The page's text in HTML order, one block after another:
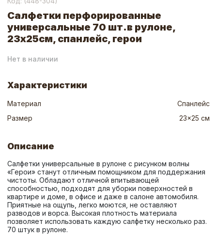
Салфетки перфорированные
универсальные 70 шт.в рулоне,
23x25см, спанлейс, герои
Нет в наличии
Характеристики
Материал
Спанлейс
Размер
23x25 см
Описание
Салфетки универсальные в рулоне с рисунком волны
«Герои» станут отличным помощником для поддержания
чистоты. Обладают отличной впитывающей
способностью, подходят для уборки поверхностей в
квартире и доме, в офисе и даже в салоне автомобиля.
Приятные на ощупь, легко моются, не оставляют
разводов и ворса. Высокая плотность материала
позволяет использовать каждую салфетку несколько раз.
70 штук в рулоне.